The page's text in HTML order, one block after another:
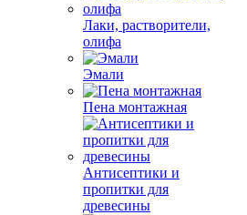
Лаки, растворители,
олифа
Эмали
Пена монтажная
Антисептики и
пропитки для
древесины